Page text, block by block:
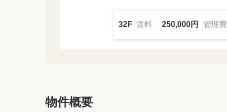
32F 賃料 250,000円 管理費
物件概要